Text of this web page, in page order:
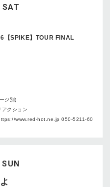
SAT
【SPiKE】TOUR FINAL
ジ別)
クション
www.red-hot.ne.jp 050-5211-60
SUN